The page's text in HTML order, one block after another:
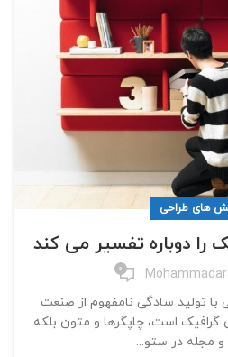
های طراحی
دوباره تفسیر می کند
0
تولید سادگی نامفهوم از صنعت
گرافیک است، چاپگرها و متون بلکه
و مجله در ستو...